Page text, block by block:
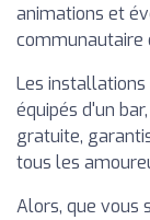
animations et
communautaire
Les
équipés d'un
gratuite,
tous les
Alors, que vous